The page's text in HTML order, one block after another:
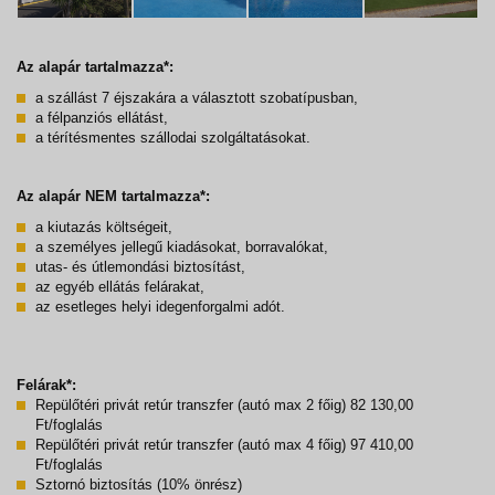
Az alapár tartalmazza*:
a szállást 7 éjszakára a választott szobatípusban,
a félpanziós ellátást,
a térítésmentes szállodai szolgáltatásokat.
Az alapár NEM tartalmazza*:
a kiutazás költségeit,
a személyes jellegű kiadásokat, borravalókat,
utas- és útlemondási biztosítást,
az egyéb ellátás felárakat,
az esetleges helyi idegenforgalmi adót.
Felárak*:
Repülőtéri privát retúr transzfer (autó max 2 főig) 82 130,00
Ft/foglalás
Repülőtéri privát retúr transzfer (autó max 4 főig) 97 410,00
Ft/foglalás
Sztornó biztosítás (10% önrész)